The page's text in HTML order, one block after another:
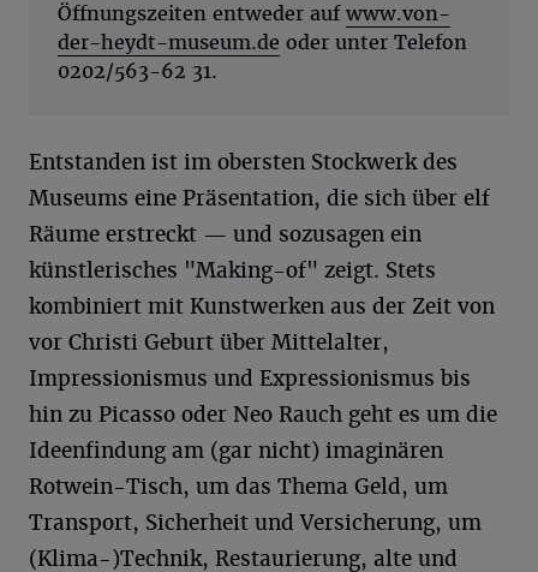
Öffnungszeiten entweder aufwww.von-
der-heydt-museum.de oder unter Telefon
0202/563-62 31.
Entstanden ist im obersten Stockwerk des
Museums eine Präsentation, die sich über elf
Räume erstreckt — und sozusagen ein
künstlerisches "Making-of" zeigt. Stets
kombiniert mit Kunstwerken aus der Zeit von
vor Christi Geburt über Mittelalter,
Impressionismus und Expressionismus bis
hin zu Picasso oder Neo Rauch geht es um die
Ideenfindung am (gar nicht) imaginären
Rotwein-Tisch, um das Thema Geld, um
Transport, Sicherheit und Versicherung, um
(Klima-)Technik, Restaurierung, alte und